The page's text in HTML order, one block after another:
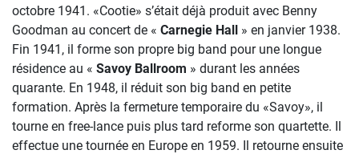
octobre 1941. «Cootie» s’était déjà produit avec Benny
Goodman au concert de « Carnegie Hall » en janvier 1938.
Fin 1941, il forme son propre big band pour une longue
résidence au « Savoy Ballroom » durant les années
quarante. En 1948, il réduit son big band en petite
formation. Après la fermeture temporaire du «Savoy», il
tourne en free-lance puis plus tard reforme son quartette. Il
effectue une tournée en Europe en 1959. Il retourne ensuite